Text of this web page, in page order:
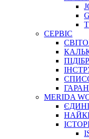
СЕРВІС
MERIDA